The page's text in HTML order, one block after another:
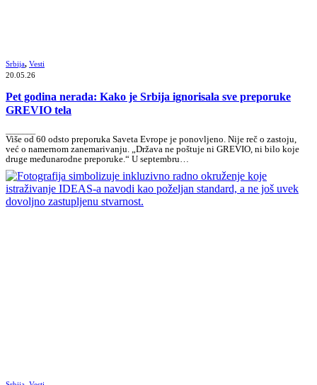
Srbija, Vesti
20.05.26
Pet godina nerada: Kako je Srbija ignorisala sve preporuke
GREVIO tela
Više od 60 odsto preporuka Saveta Evrope je ponovljeno. Nije reč o zastoju,
već o namernom zanemarivanju. „Država ne poštuje ni GREVIO, ni bilo koje
druge međunarodne preporuke.“ U septembru…